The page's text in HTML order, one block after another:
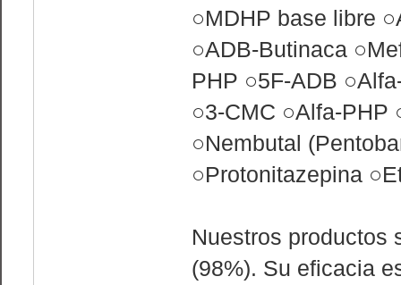
○MDHP base libre
○ADB-Butinaca
PHP ○5F-ADB
○3-CMC ○Alfa-PHP
○Nembutal
○Protonitazepina
Nuestros productos
(98%). Su eficacia